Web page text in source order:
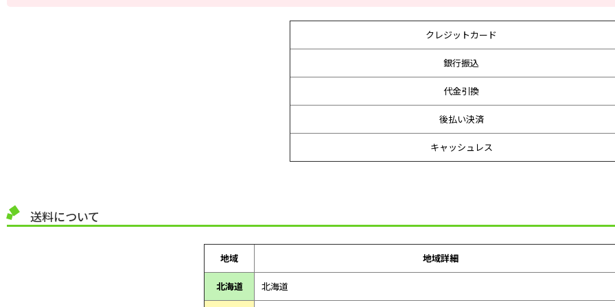
クレジットカード
銀行振込
代金引換
後払い決済
キャッシュレス
送料について
地域 地域詳細
北海道 北海道